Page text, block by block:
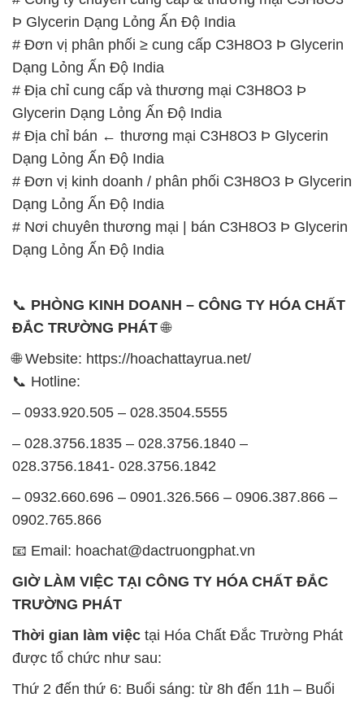
Þ Glycerin Dạng Lỏng Ấn Độ India
# Đơn vị phân phối ≥ cung cấp C3H8O3 Þ Glycerin
Dạng Lỏng Ấn Độ India
# Địa chỉ cung cấp và thương mại C3H8O3 Þ
Glycerin Dạng Lỏng Ấn Độ India
# Địa chỉ bán ← thương mại C3H8O3 Þ Glycerin
Dạng Lỏng Ấn Độ India
# Đơn vị kinh doanh / phân phối C3H8O3 Þ Glycerin
Dạng Lỏng Ấn Độ India
# Nơi chuyên thương mại | bán C3H8O3 Þ Glycerin
Dạng Lỏng Ấn Độ India
📞 PHÒNG KINH DOANH – CÔNG TY HÓA CHẤT
ĐẮC TRƯỜNG PHÁT🌐
🌐 Website: https://hoachattayrua.net/
📞 Hotline:
– 0933.920.505 – 028.3504.5555
– 028.3756.1835 – 028.3756.1840 –
028.3756.1841- 028.3756.1842
– 0932.660.696 – 0901.326.566 – 0906.387.866 –
0902.765.866
📧 Email: hoachat@dactruongphat.vn
GIỜ LÀM VIỆC TẠI CÔNG TY HÓA CHẤT ĐẮC
TRƯỜNG PHÁT
Thời gian làm việc tại Hóa Chất Đắc Trường Phát
được tổ chức như sau:
Thứ 2 đến thứ 6: Buổi sáng: từ 8h đến 11h – Buổi